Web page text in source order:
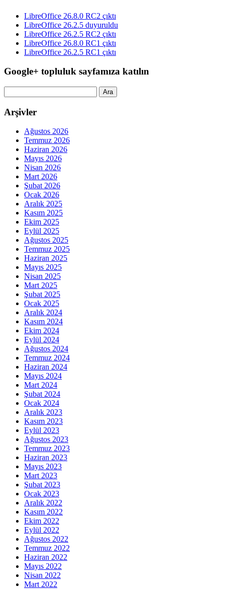
LibreOffice 26.8.0 RC2 çıktı
LibreOffice 26.2.5 duyuruldu
LibreOffice 26.2.5 RC2 çıktı
LibreOffice 26.8.0 RC1 çıktı
LibreOffice 26.2.5 RC1 çıktı
Google+ topluluk sayfamıza katılın
Arşivler
Ağustos 2026
Temmuz 2026
Haziran 2026
Mayıs 2026
Nisan 2026
Mart 2026
Şubat 2026
Ocak 2026
Aralık 2025
Kasım 2025
Ekim 2025
Eylül 2025
Ağustos 2025
Temmuz 2025
Haziran 2025
Mayıs 2025
Nisan 2025
Mart 2025
Şubat 2025
Ocak 2025
Aralık 2024
Kasım 2024
Ekim 2024
Eylül 2024
Ağustos 2024
Temmuz 2024
Haziran 2024
Mayıs 2024
Mart 2024
Şubat 2024
Ocak 2024
Aralık 2023
Kasım 2023
Eylül 2023
Ağustos 2023
Temmuz 2023
Haziran 2023
Mayıs 2023
Mart 2023
Şubat 2023
Ocak 2023
Aralık 2022
Kasım 2022
Ekim 2022
Eylül 2022
Ağustos 2022
Temmuz 2022
Haziran 2022
Mayıs 2022
Nisan 2022
Mart 2022